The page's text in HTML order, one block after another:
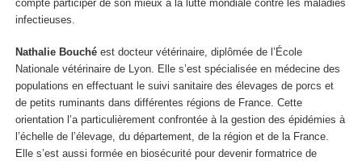
compte participer de son mieux à la lutte mondiale contre les maladies
infectieuses.
Nathalie Bouché est docteur vétérinaire, diplômée de l’École
Nationale vétérinaire de Lyon. Elle s’est spécialisée en médecine des
populations en effectuant le suivi sanitaire des élevages de porcs et
de petits ruminants dans différentes régions de France. Cette
orientation l’a particulièrement confrontée à la gestion des épidémies à
l’échelle de l’élevage, du département, de la région et de la France.
Elle s’est aussi formée en biosécurité pour devenir formatrice de